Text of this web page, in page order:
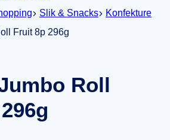
Slik & Snacks
Konfekture
Roll